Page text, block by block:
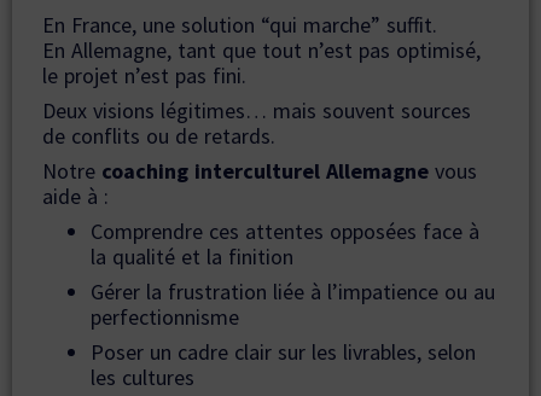
En France, une solution “qui marche” suffit.
En Allemagne, tant que tout n’est pas optimisé,
le projet n’est pas fini.
Deux visions légitimes… mais souvent sources
de conflits ou de retards.
Notre coaching interculturel Allemagne vous
aide à :
Comprendre ces attentes opposées face à
la qualité et la finition
Gérer la frustration liée à l’impatience ou au
perfectionnisme
Poser un cadre clair sur les livrables, selon
les cultures